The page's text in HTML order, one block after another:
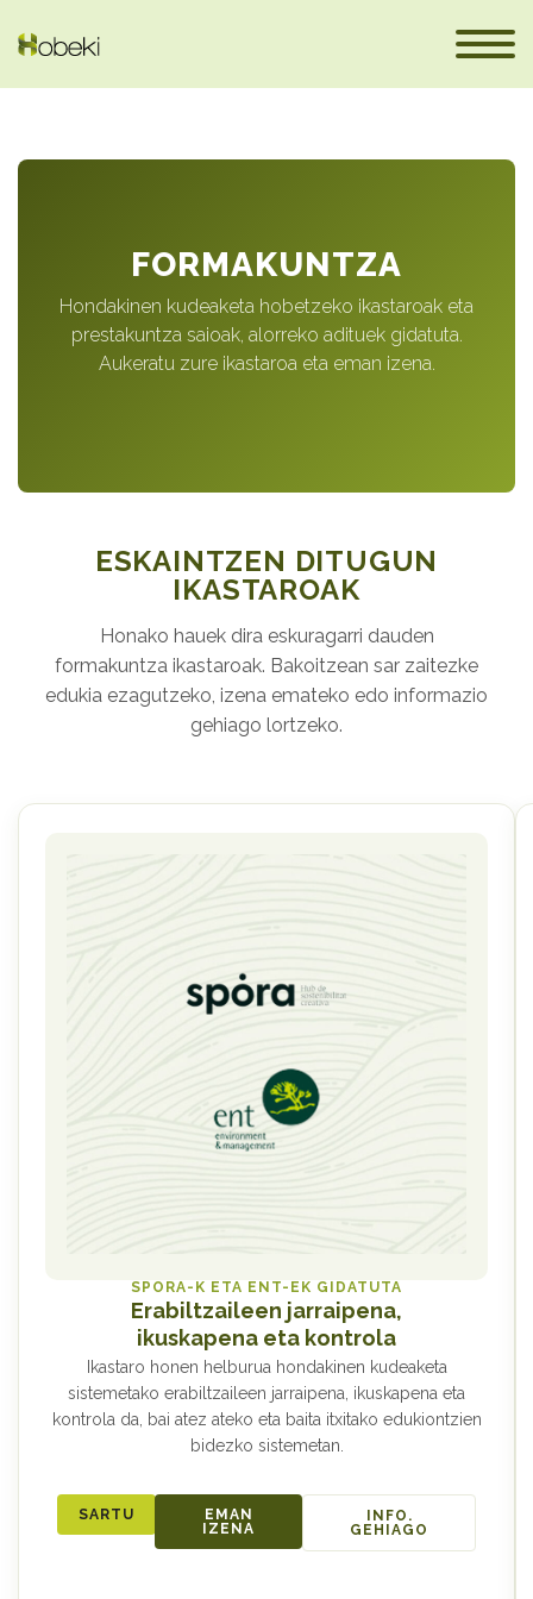
FORMAKUNTZA
Hondakinen kudeaketa hobetzeko ikastaroak eta
prestakuntza saioak, alorreko adituek gidatuta.
Aukeratu zure ikastaroa eta eman izena.
ESKAINTZEN DITUGUN
IKASTAROAK
Honako hauek dira eskuragarri dauden
formakuntza ikastaroak. Bakoitzean sar zaitezke
edukia ezagutzeko, izena emateko edo informazio
gehiago lortzeko.
SPORA-K ETA ENT-EK GIDATUTA
Erabiltzaileen jarraipena,
ikuskapena eta kontrola
Ikastaro honen helburua hondakinen kudeaketa
sistemetako erabiltzaileen jarraipena, ikuskapena eta
kontrola da, bai atez ateko eta baita itxitako edukiontzien
bidezko sistemetan.
SARTU
EMAN
IZENA
INFO.
GEHIAGO